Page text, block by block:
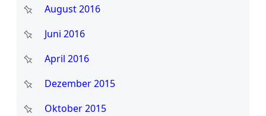
August 2016
Juni 2016
April 2016
Dezember 2015
Oktober 2015